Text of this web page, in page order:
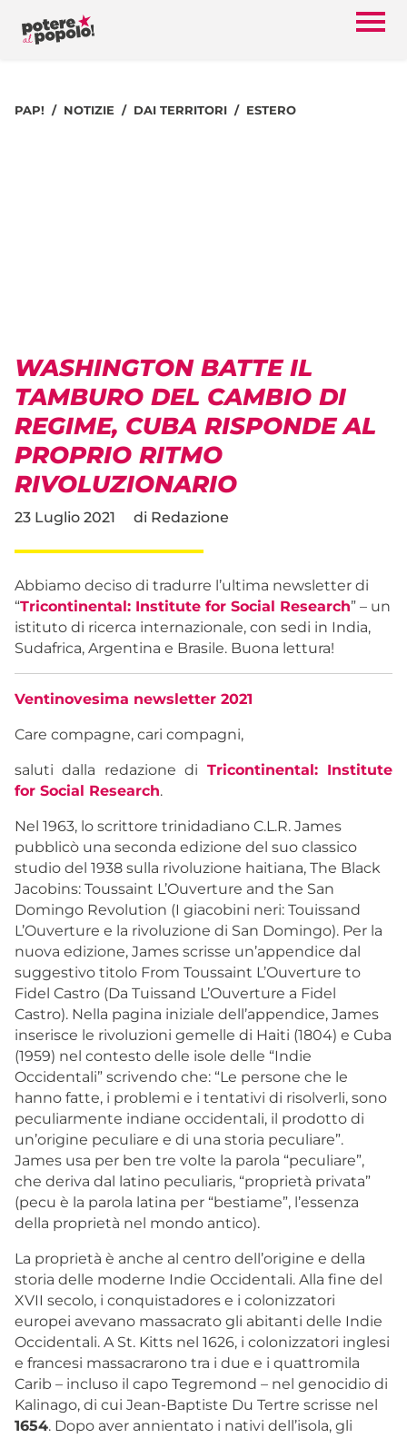
PAP! NOTIZIE DAI TERRITORI ESTERO
WASHINGTON BATTE IL
TAMBURO DEL CAMBIO DI
REGIME, CUBA RISPONDE AL
PROPRIO RITMO
RIVOLUZIONARIO
23 Luglio 2021 di Redazione
Abbiamo deciso di tradurre l’ultima newsletter di
“Tricontinental: Institute for Social Research” – un
istituto di ricerca internazionale, con sedi in India,
Sudafrica, Argentina e Brasile. Buona lettura!
Ventinovesima newsletter 2021
Care compagne, cari compagni,
saluti dalla redazione di Tricontinental: Institute
for Social Research.
Nel 1963, lo scrittore trinidadiano C.L.R. James
pubblicò una seconda edizione del suo classico
studio del 1938 sulla rivoluzione haitiana, The Black
Jacobins: Toussaint L’Ouverture and the San
Domingo Revolution (I giacobini neri: Touissand
L’Ouverture e la rivoluzione di San Domingo). Per la
nuova edizione, James scrisse un’appendice dal
suggestivo titolo From Toussaint L’Ouverture to
Fidel Castro (Da Tuissand L’Ouverture a Fidel
Castro). Nella pagina iniziale dell’appendice, James
inserisce le rivoluzioni gemelle di Haiti (1804) e Cuba
(1959) nel contesto delle isole delle “Indie
Occidentali” scrivendo che: “Le persone che le
hanno fatte, i problemi e i tentativi di risolverli, sono
peculiarmente indiane occidentali, il prodotto di
un’origine peculiare e di una storia peculiare”.
James usa per ben tre volte la parola “peculiare”,
che deriva dal latino peculiaris, “proprietà privata”
(pecu è la parola latina per “bestiame”, l’essenza
della proprietà nel mondo antico).
La proprietà è anche al centro dell’origine e della
storia delle moderne Indie Occidentali. Alla fine del
XVII secolo, i conquistadores e i colonizzatori
europei avevano massacrato gli abitanti delle Indie
Occidentali. A St. Kitts nel 1626, i colonizzatori inglesi
e francesi massacrarono tra i due e i quattromila
Carib – incluso il capo Tegremond – nel genocidio di
Kalinago, di cui Jean-Baptiste Du Tertre scrisse nel
1654. Dopo aver annientato i nativi dell’isola, gli